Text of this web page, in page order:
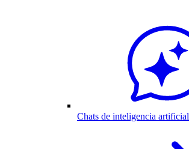
Chats de inteligencia artificial